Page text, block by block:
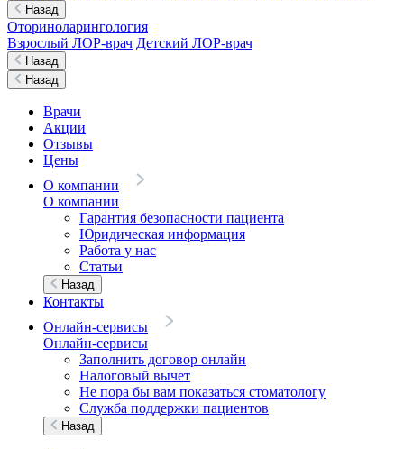
Назад
Оториноларингология
Взрослый ЛОР-врач Детский ЛОР-врач
Назад
Назад
Врачи
Акции
Отзывы
Цены
О компании
О компании
Гарантия безопасности пациента
Юридическая информация
Работа у нас
Статьи
Назад
Контакты
Онлайн-сервисы
Онлайн-сервисы
Заполнить договор онлайн
Налоговый вычет
Не пора бы вам показаться стоматологу
Служба поддержки пациентов
Назад